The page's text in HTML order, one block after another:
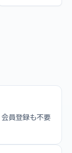
員登録も不要